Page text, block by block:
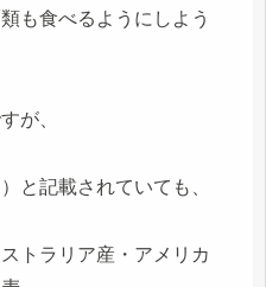
も食べるようにしよう
が、
と記載されていても、
トラリア産・アメリカ